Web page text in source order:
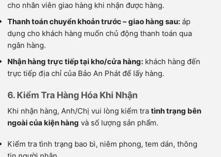
cho nhân viên giao hàng khi nhận được hàng.
Thanh toán chuyển khoản trước – giao hàng sau: áp
dụng cho khách hàng muốn chủ động thanh toán qua
ngân hàng.
Nhận hàng trực tiếp tại kho/cửa hàng: khách hàng đến
trực tiếp địa chỉ của Bảo An Phát để lấy hàng.
6. Kiểm Tra Hàng Hóa Khi Nhận
Khi nhận hàng, Anh/Chị vui lòng kiểm tra tình trạng bên
ngoài của kiện hàng và số lượng sản phẩm.
Kiểm tra tình trạng bao bì, niêm phong, tem dán, thông